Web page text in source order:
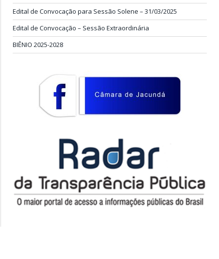
Edital de Convocação para Sessão Solene – 31/03/2025
Edital de Convocação – Sessão Extraordinária
BIÊNIO 2025-2028